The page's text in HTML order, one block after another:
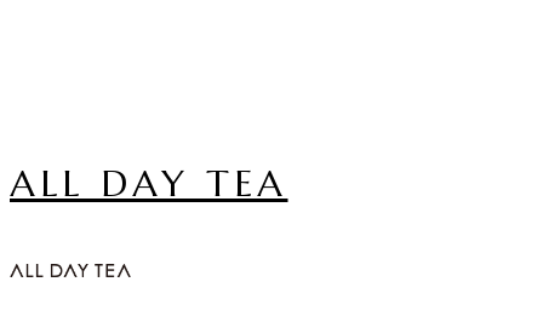
ALL DAY TEA